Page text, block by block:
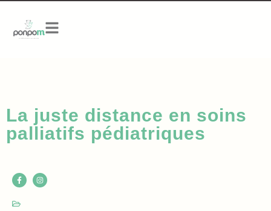
La juste distance en soins
palliatifs pédiatriques